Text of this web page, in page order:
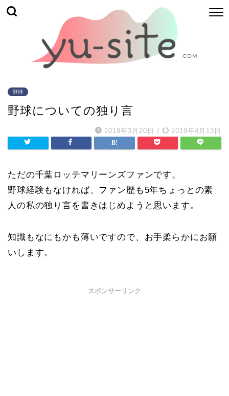
野球
野球についての独り言
2019年3月20日 / 2019年4月13日
ただの千葉ロッテマリーンズファンです。
野球経験もなければ、ファン歴も5年ちょっとの素
人の私の独り言を書きはじめようと思います。
知識もなにもかも薄いですので、お手柔らかにお願
いします。
スポンサーリンク